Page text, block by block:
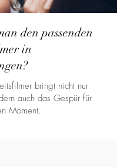
den passenden
in
bringt nicht nur
auch das Gespür für
Moment.